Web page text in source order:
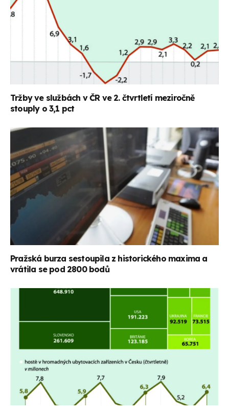
Tržby ve službách v ČR ve 2. čtvrtletí meziročně
stouply o 3,1 pct
Pražská burza sestoupila z historického maxima a
vrátila se pod 2800 bodů